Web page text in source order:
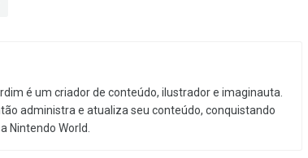
é um criador de conteúdo, ilustrador e imaginauta.
administra e atualiza seu conteúdo, conquistando
Nintendo World.